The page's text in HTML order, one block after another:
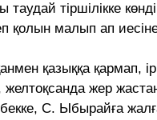
тіршілікке
қолын малып ап
қазыққа қармап,
желтоқсанда жер
С. Ыбырайға